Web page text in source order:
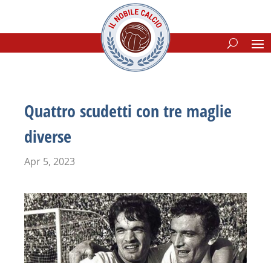
Quattro scudetti con tre maglie
diverse
Apr 5, 2023